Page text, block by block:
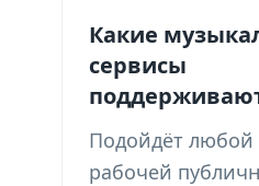
Какие
сервисы
Подойдёт любой
рабочей